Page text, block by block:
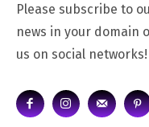
Please subscribe to
news in your domain
us on social networks!